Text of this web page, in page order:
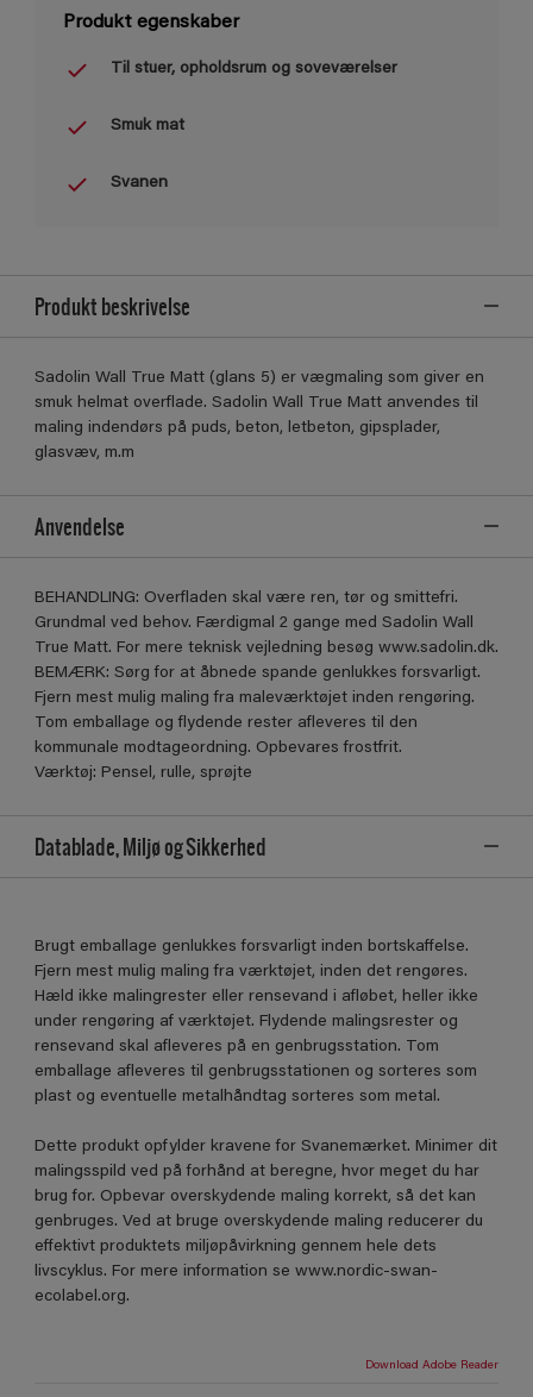
Produkt egenskaber
Til stuer, opholdsrum og soveværelser
Smuk mat
Svanen
Produkt beskrivelse
Sadolin Wall True Matt (glans 5) er vægmaling som giver en
smuk helmat overflade. Sadolin Wall True Matt anvendes til
maling indendørs på puds, beton, letbeton, gipsplader,
glasvæv, m.m
Anvendelse
BEHANDLING: Overfladen skal være ren, tør og smittefri.
Grundmal ved behov. Færdigmal 2 gange med Sadolin Wall
True Matt. For mere teknisk vejledning besøg www.sadolin.dk.
BEMÆRK: Sørg for at åbnede spande genlukkes forsvarligt.
Fjern mest mulig maling fra maleværktøjet inden rengøring.
Tom emballage og flydende rester afleveres til den
kommunale modtageordning. Opbevares frostfrit.
Værktøj: Pensel, rulle, sprøjte
Datablade, Miljø og Sikkerhed
Brugt emballage genlukkes forsvarligt inden bortskaffelse.
Fjern mest mulig maling fra værktøjet, inden det rengøres.
Hæld ikke malingrester eller rensevand i afløbet, heller ikke
under rengøring af værktøjet. Flydende malingsrester og
rensevand skal afleveres på en genbrugsstation. Tom
emballage afleveres til genbrugsstationen og sorteres som
plast og eventuelle metalhåndtag sorteres som metal.
Dette produkt opfylder kravene for Svanemærket. Minimer dit
malingsspild ved på forhånd at beregne, hvor meget du har
brug for. Opbevar overskydende maling korrekt, så det kan
genbruges. Ved at bruge overskydende maling reducerer du
effektivt produktets miljøpåvirkning gennem hele dets
livscyklus. For mere information se www.nordic-swan-
ecolabel.org.
Download Adobe Reader